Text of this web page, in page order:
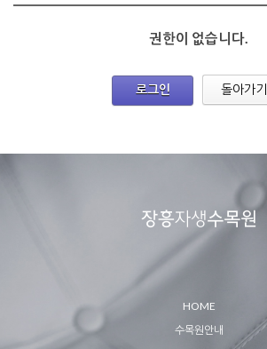
권한이 없습니다.
로그인 돌아가기
HOME
수목원안내